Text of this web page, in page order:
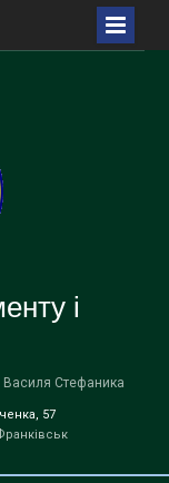
і
Василя Стефаника
57